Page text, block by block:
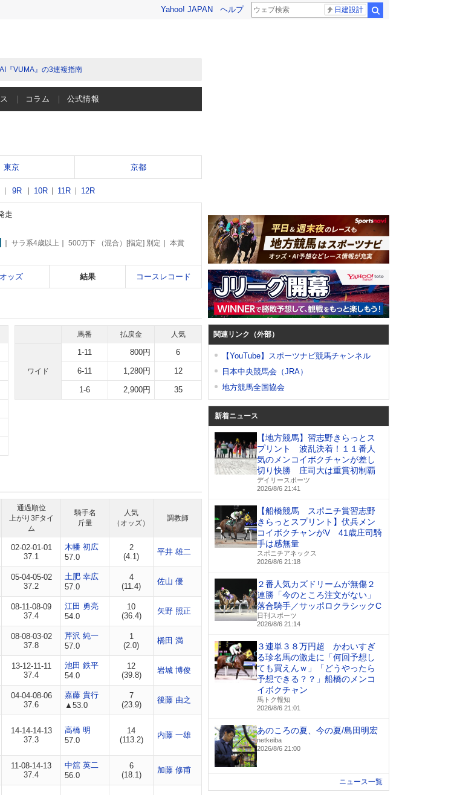
Yahoo! JAPAN ヘルプ 日建設計
『VUMA』の3連複指南
コラム 公式情報
東京 京都
9R 10R 11R 12R
走
サラ系4歳以上 500万下 （混合）[指定] 別定
本賞
オッズ 結果 コースレコード
馬番 払戻金 人気
ワイド
1-11 800円 6
6-11 1,280円 12
1-6 2,900円 35
通過順位
上がり3Fタイ
ム
騎手名
斤量
人気
（オッズ）
調教師
02-02-01-01
37.1
木幡 初広
57.0
2
(4.1)
平井 雄二
05-04-05-02
37.2
土肥 幸広
57.0
4
(11.4)
佐山 優
08-11-08-09
37.4
江田 勇亮
54.0
10
(36.4)
矢野 照正
08-08-03-02
37.8
芹沢 純一
57.0
1
(2.0)
橋田 満
13-12-11-11
37.4
池田 鉄平
54.0
12
(39.8)
岩城 博俊
04-04-08-06
37.6
嘉藤 貴行
▲53.0
7
(23.9)
後藤 由之
14-14-14-13
37.3
高橋 明
57.0
14
(113.2)
内藤 一雄
11-08-14-13
37.4
中舘 英二
56.0
6
(18.1)
加藤 修甫
関連リンク（外部）
【YouTube】スポーツナビ競馬チャンネル
日本中央競馬会（JRA）
地方競馬全国協会
新着ニュース
【地方競馬】習志野きらっとス
プリント 波乱決着！１１番人
気のメンコイボクチャンが差し
切り快勝 庄司大は重賞初制覇
デイリースポーツ
2026/8/6 21:41
【船橋競馬 スポニチ賞習志野
きらっとスプリント】伏兵メン
コイボクチャンがV 41歳庄司騎
手は感無量
スポニチアネックス
2026/8/6 21:18
２番人気カズドリームが無傷２
連勝「今のところ注文がない」
落合騎手／サッポロクラシックC
日刊スポーツ
2026/8/6 21:14
３連単３８万円超 かわいすぎ
る珍名馬の激走に「何回予想し
ても買えんｗ」「どうやったら
予想できる？？」船橋のメンコ
イボクチャン
馬トク報知
2026/8/6 21:01
あのころの夏、今の夏/島田明宏
netkeiba
2026/8/6 21:00
ニュース一覧